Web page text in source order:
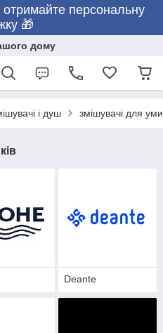
отримайте персональну
🎁
дому
і душ змішувачі для
Deante